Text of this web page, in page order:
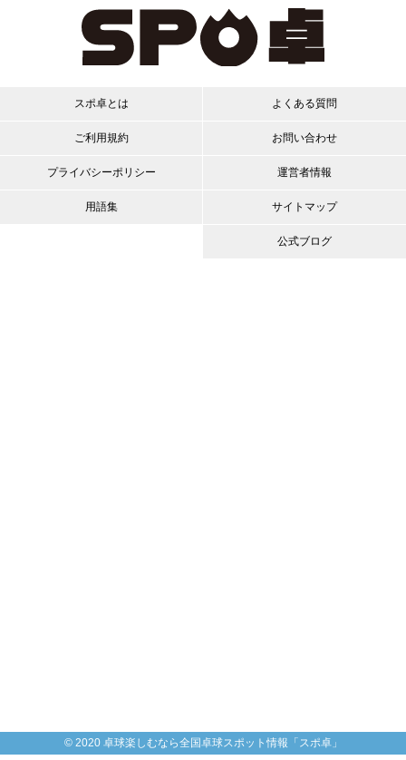
スポ卓とは
ご利用規約
プライバシーポリシー
用語集
よくある質問
お問い合わせ
運営者情報
サイトマップ
公式ブログ
© 2020 卓球楽しむなら全国卓球スポット情報「スポ卓」